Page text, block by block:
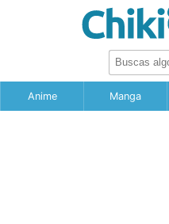
Anime Manga